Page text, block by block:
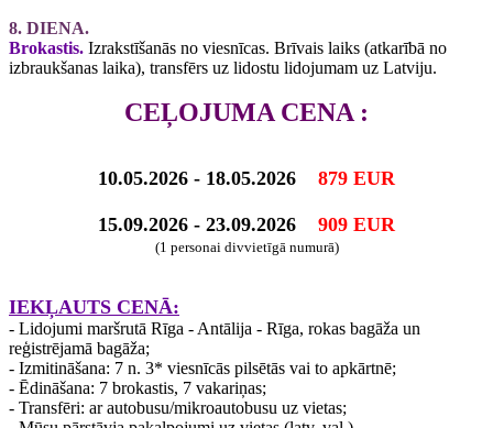
8. DIENA.
Brokastis. Izrakstīšanās no viesnīcas. Brīvais laiks (atkarībā no
izbraukšanas laika), transfērs uz lidostu lidojumam uz Latviju.
CEĻOJUMA CENA :
10.05.2026 - 18.05.2026 879 EUR
15.09.2026 - 23.09.2026 909 EUR
(1 personai divvietīgā numurā)
IEKĻAUTS CENĀ:
- Lidojumi maršrutā Rīga - Antālija - Rīga, rokas bagāža un
reģistrējamā bagāža;
- Izmitināšana: 7 n. 3* viesnīcās pilsētās vai to apkārtnē;
- Ēdināšana: 7 brokastis, 7 vakariņas;
- Transfēri: ar autobusu/mikroautobusu uz vietas;